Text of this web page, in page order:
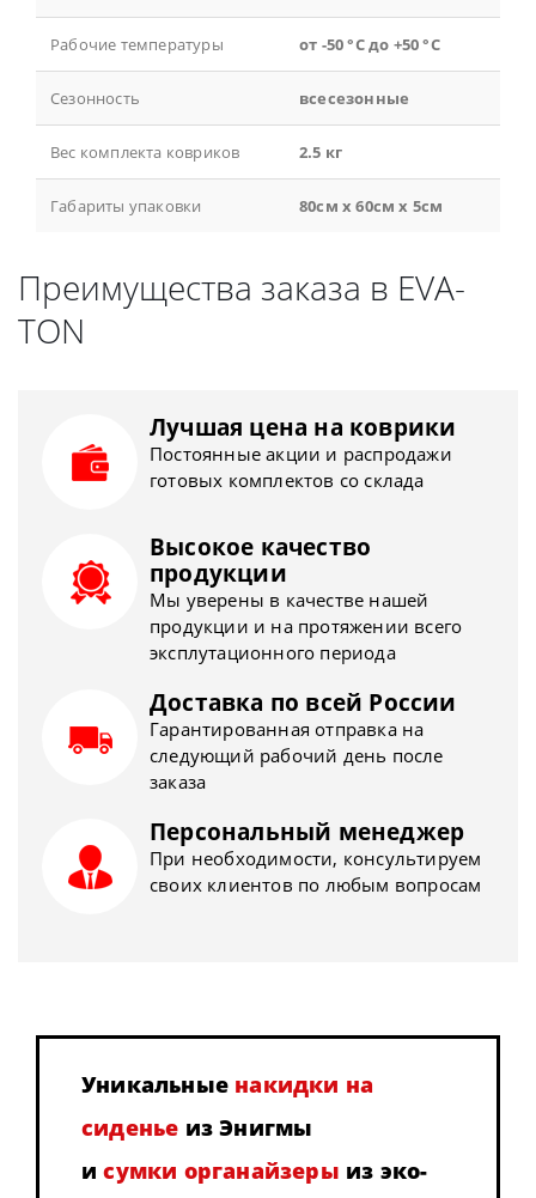
Рабочие температуры от -50 °С до +50 °С
Сезонность всесезонные
Вес комплекта ковриков 2.5 кг
Габариты упаковки 80см x 60см x 5см
Преимущества заказа в EVA-
TON
Лучшая цена на коврики
Постоянные акции и распродажи
готовых комплектов со склада
Высокое качество
продукции
Мы уверены в качестве нашей
продукции и на протяжении всего
эксплутационного периода
Доставка по всей России
Гарантированная отправка на
следующий рабочий день после
заказа
Персональный менеджер
При необходимости, консультируем
своих клиентов по любым вопросам
Уникальные накидки на
сиденье из Энигмы
исумки органайзеры из эко-